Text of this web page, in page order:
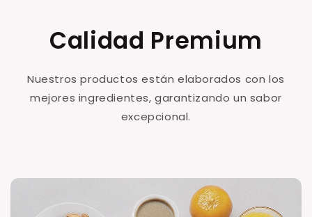
Calidad Premium
Nuestros productos están elaborados con los
mejores ingredientes, garantizando un sabor
excepcional.